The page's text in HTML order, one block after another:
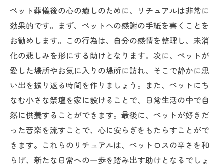
ペット葬儀後の心の癒しのために、リチュアルは非常に
効果的です。まず、ペットへの感謝の手紙を書くことを
お勧めします。この行為は、自分の感情を整理し、未消
化の悲しみを形にする助けとなります。次に、ペットが
愛した場所やお気に入りの場所に訪れ、そこで静かに思
い出を振り返る時間を作りましょう。また、ペットにち
なむ小さな祭壇を家に設けることで、日常生活の中で自
然に供養することができます。最後に、ペットが好きだ
った音楽を流すことで、心に安らぎをもたらすことがで
きます。これらのリチュアルは、ペットロスの辛さを和
らげ、新たな日常への一歩を踏み出す助けとなるでしょ